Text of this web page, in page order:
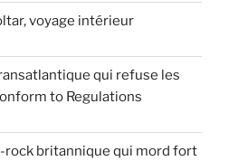
voyage intérieur
qui refuse les
to Regulations
rock britannique qui mord fort